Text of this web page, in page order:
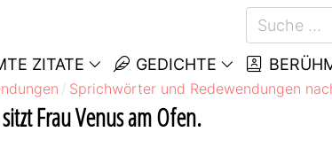
ZITATE GEDICHTE
Sprichwörter und Redewendungen
Frau Venus am Ofen.